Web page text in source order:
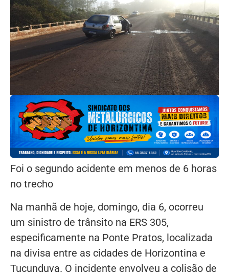
Foi o segundo acidente em menos de 6 horas
no trecho
Na manhã de hoje, domingo, dia 6, ocorreu
um sinistro de trânsito na ERS 305,
especificamente na Ponte Pratos, localizada
na divisa entre as cidades de Horizontina e
Tucunduva. O incidente envolveu a colisão de